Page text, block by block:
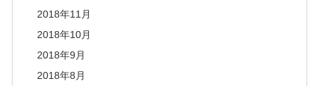
2018年11月
2018年10月
2018年9月
2018年8月